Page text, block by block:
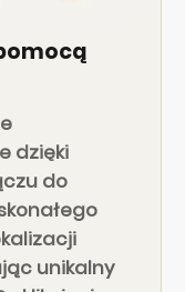
dzięki
do
unikalny